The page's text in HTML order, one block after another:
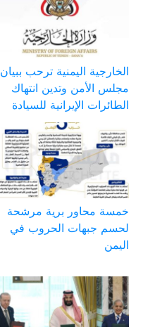
الخارجية اليمنية ترحب ببيان
مجلس الأمن وتدين انتهاك
الطائرات الإيرانية للسيادة
خمسة محاور برية مرشحة
لحسم جبهات الحروب في
اليمن